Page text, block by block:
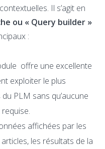
Il s’agit en
ou « Query builder »
:
offre une excellente
exploiter le plus
PLM sans qu’aucune
affichées par les
les résultats de la